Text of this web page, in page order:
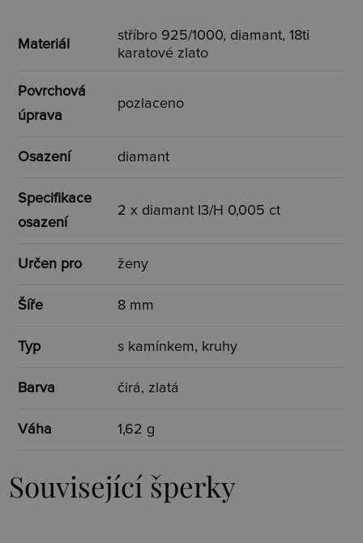
Materiál
stříbro 925/1000, diamant, 18ti
karatové zlato
Povrchová
úprava
pozlaceno
Osazení diamant
Specifikace
osazení
2 x diamant I3/H 0,005 ct
Určen pro ženy
Šíře 8 mm
Typ s kamínkem, kruhy
Barva čirá, zlatá
Váha 1,62 g
Související šperky